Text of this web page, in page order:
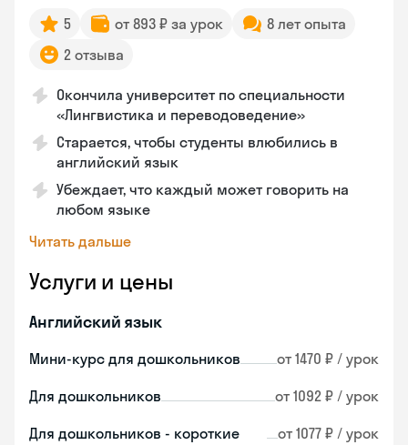
5 от 893 ₽ за урок
8 лет опыта
2 отзыва
Окончила университет по специальности
«Лингвистика и переводоведение»
Старается, чтобы студенты влюбились в
английский язык
Убеждает, что каждый может говорить на
любом языке
Читать дальше
Услуги и цены
Английский язык
Мини-курс для дошкольников от 1470 ₽ / урок
Для дошкольников от 1092 ₽ / урок
Для дошкольников - короткие
от 1077 ₽ / урок